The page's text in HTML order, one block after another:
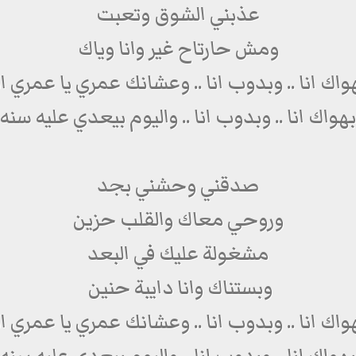
عذبني الشوق وتعبت
ومش حارتاح غير وانا وياك
انا .. وبدوب انا .. وعشانك عمري يا عمري
بهواك انا .. وبدوب انا .. واليوم بيعدي عليه سنه
صدقني وحشني بجد
وروحي معاك والقلب حزين
مشغولة عليك في البعد
وبستناك وانا دايبة حنين
انا .. وبدوب انا .. وعشانك عمري يا عمري